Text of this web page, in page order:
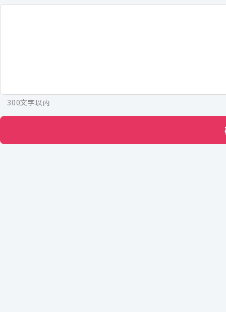
300文字以内